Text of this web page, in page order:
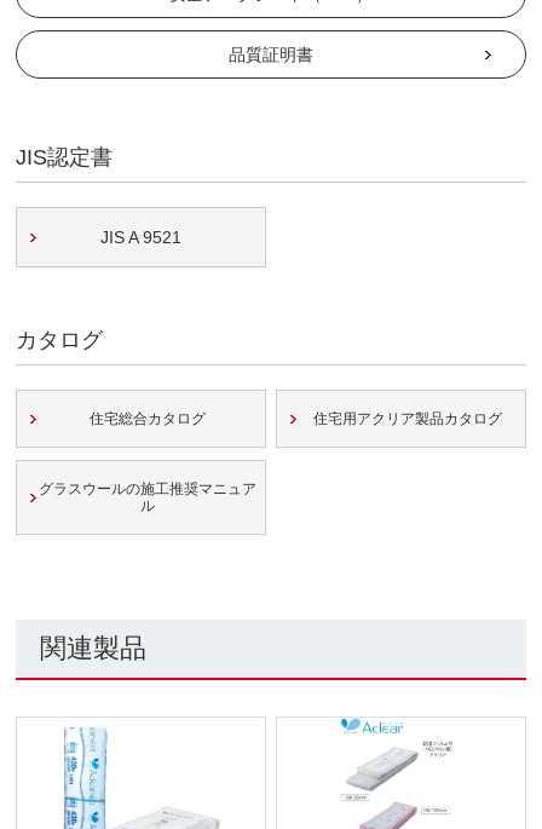
品質証明書
JIS認定書
JIS A 9521
カタログ
住宅総合カタログ 住宅用アクリア製品カタログ
グラスウールの施工推奨マニュア
ル
関連製品